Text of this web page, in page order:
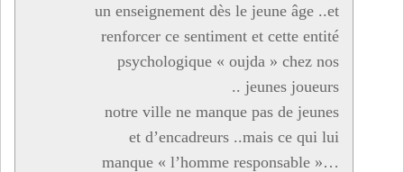
un enseignement dès le jeune âge ..et
renforcer ce sentiment et cette entité
psychologique « oujda » chez nos
jeunes joueurs ..
notre ville ne manque pas de jeunes
et d’encadreurs ..mais ce qui lui
manque « l’homme responsable »…